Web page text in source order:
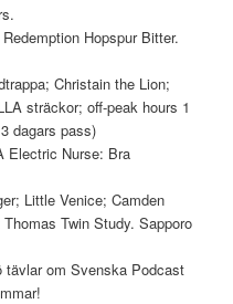
Hopspur Bitter.
Christain the Lion;
sträckor; off-peak hours 1
dagars pass)
Electric Nurse: Bra
Little Venice; Camden
Twin Study. Sapporo
om Svenska Podcast